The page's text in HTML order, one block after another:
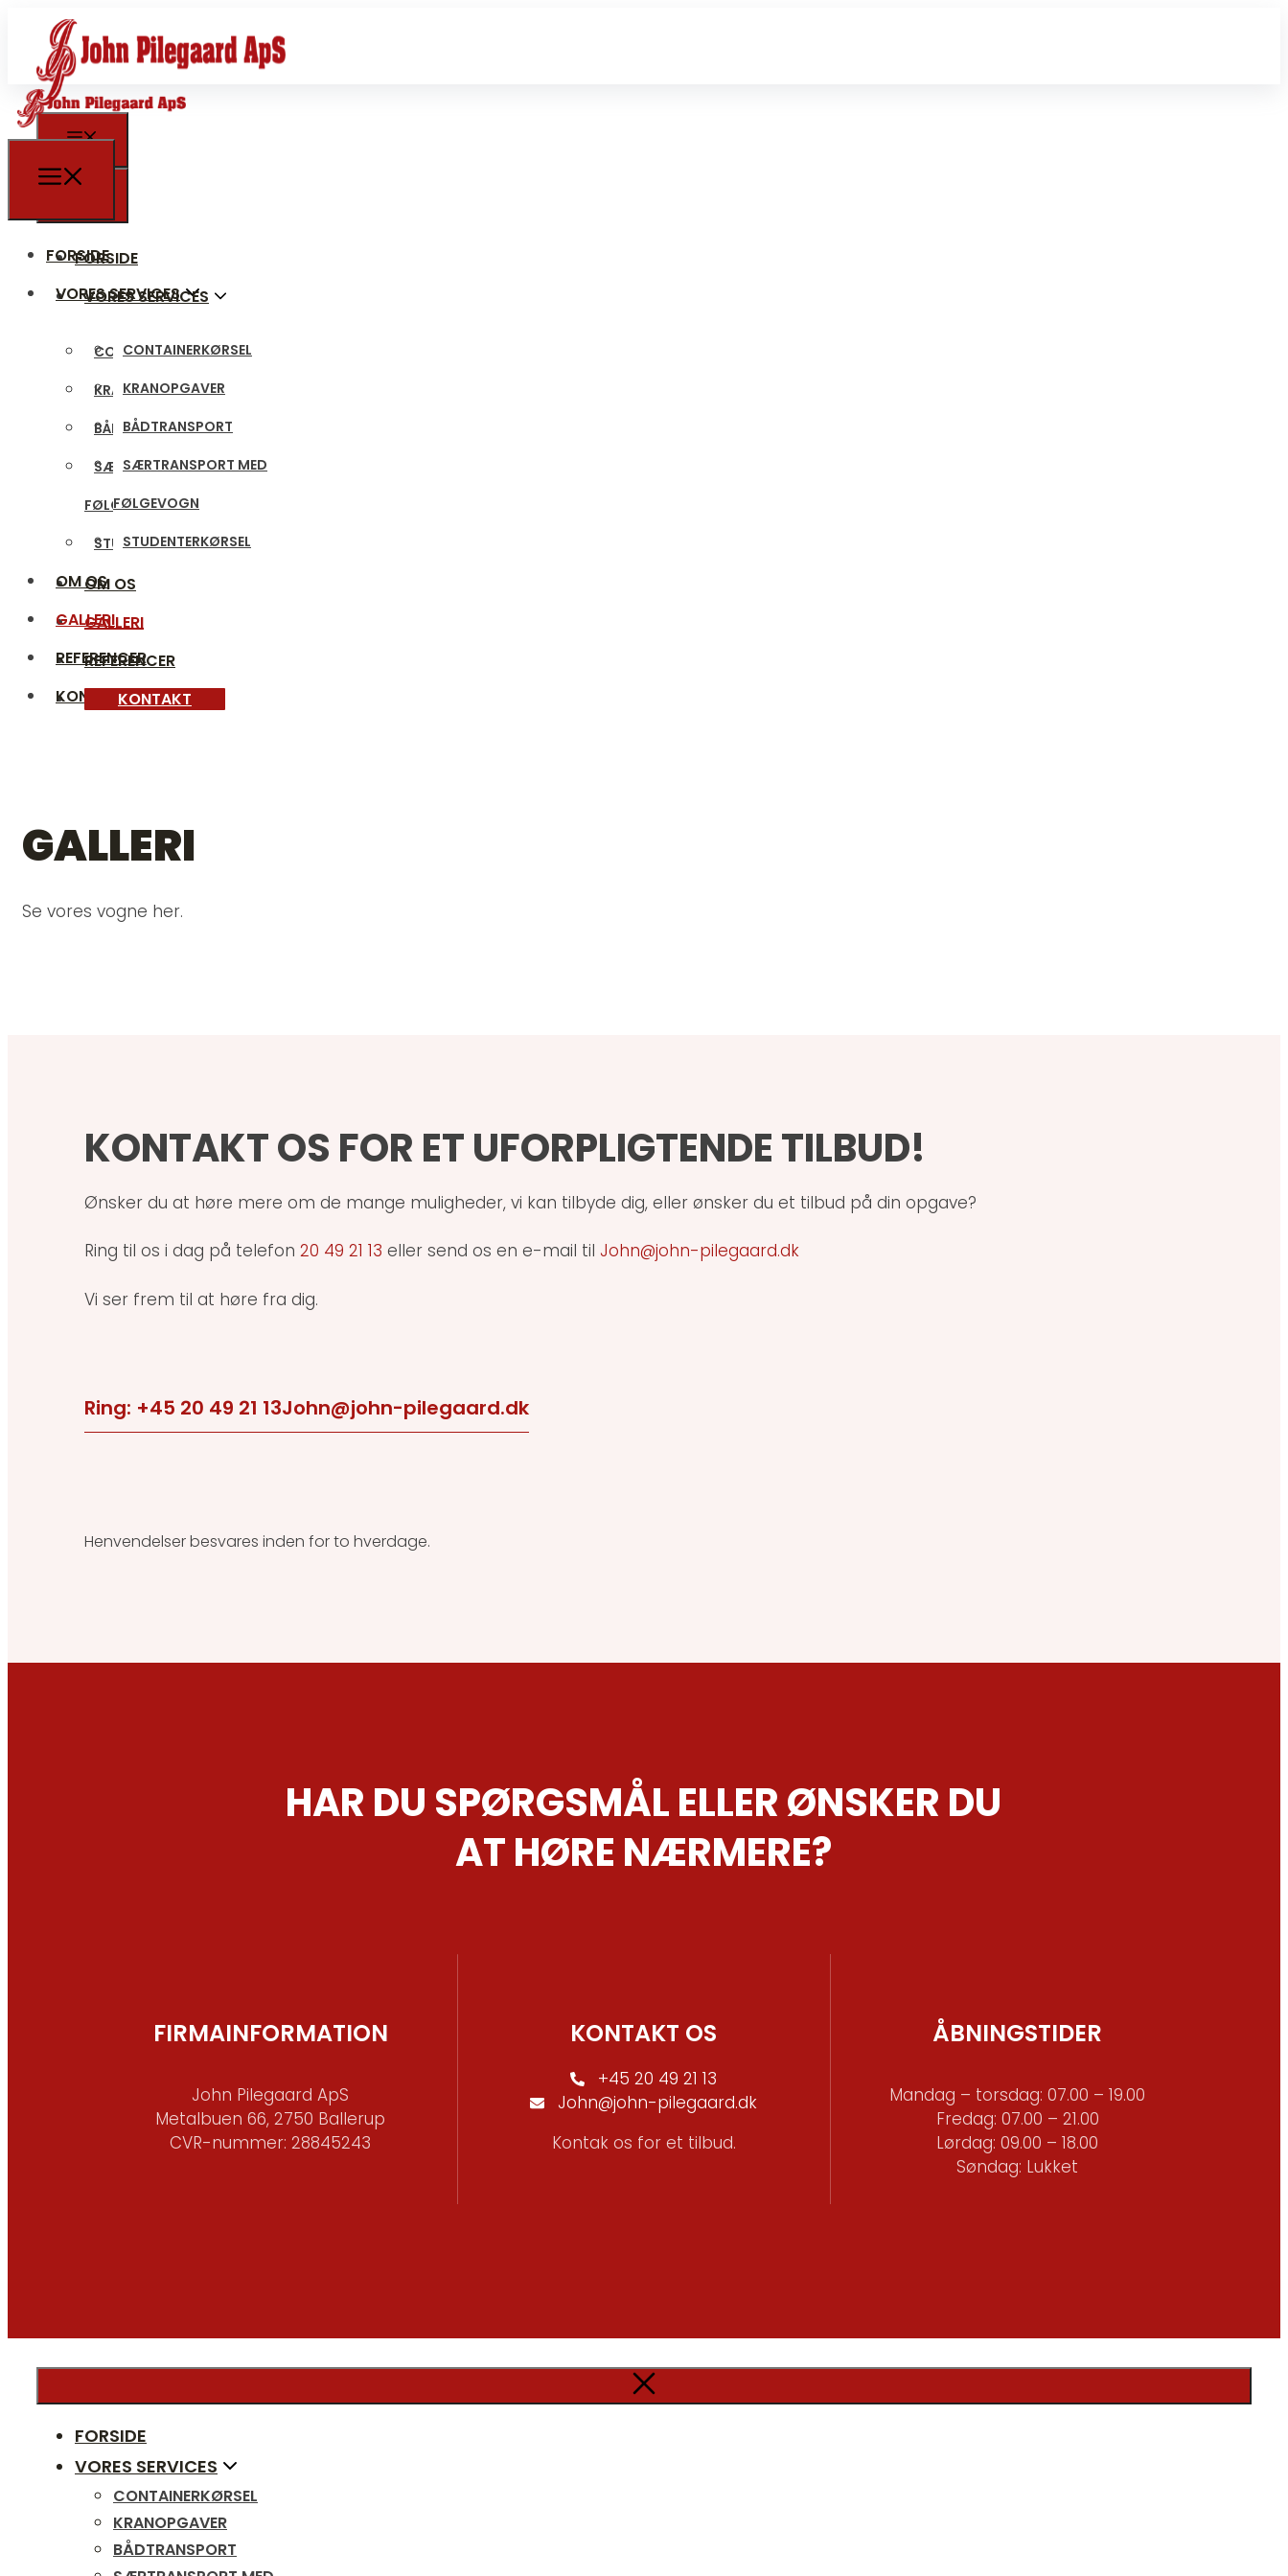
FORSIDE
VORES SERVICES
CONTAINERKØRSEL
KRANOPGAVER
BÅDTRANSPORT
SÆRTRANSPORT MED
FØLGEVOGN
STUDENTERKØRSEL
OM OS
GALLERI
REFERENCER
KONTAKT
FORSIDE
VORES SERVICES
CONTAINERKØRSEL
KRANOPGAVER
BÅDTRANSPORT
SÆRTRANSPORT MED
FØLGEVOGN
STUDENTERKØRSEL
OM OS
GALLERI
REFERENCER
KONTAKT
GALLERI
Se vores vogne her.
Henvendelser besvares inden for to hverdage.
KONTAKT OS FOR ET UFORPLIGTENDE TILBUD!
Ønsker du at høre mere om de mange muligheder, vi kan tilbyde dig, eller ønsker du et tilbud på din opgave?
Ring til os i dag på telefon 20 49 21 13 eller send os en e-mail til John@john-pilegaard.dk
Vi ser frem til at høre fra dig.
Ring: +45 20 49 21 13John@john-pilegaard.dk
HAR DU SPØRGSMÅL ELLER ØNSKER DU
AT HØRE NÆRMERE?
FIRMAINFORMATION
John Pilegaard ApS
Metalbuen 66, 2750 Ballerup
CVR-nummer: 28845243
KONTAKT OS
+45 20 49 21 13
John@john-pilegaard.dk
Kontak os for et tilbud.
ÅBNINGSTIDER
Mandag – torsdag: 07.00 – 19.00
Fredag: 07.00 – 21.00
Lørdag: 09.00 – 18.00
Søndag: Lukket
FORSIDE
VORES SERVICES
CONTAINERKØRSEL
KRANOPGAVER
BÅDTRANSPORT